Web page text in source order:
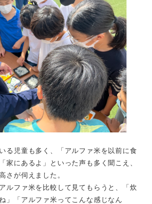
る児童も多く、「アルファ米を以前に食
家にあるよ」といった声も多く聞こえ、
さが伺えました。
ルファ米を比較して見てもらうと、「炊
」「アルファ米ってこんな感じなん